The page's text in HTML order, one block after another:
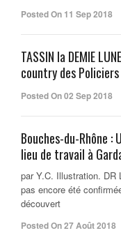
Posted On 11 Sep 2018
TASSIN la DEMIE
country des
Posted On 02 Sep 2018
Bouches-du-Rhône
lieu de travail à
par Y.C. Illustration. DR
pas encore été
découvert
Posted On 27 Août 2018